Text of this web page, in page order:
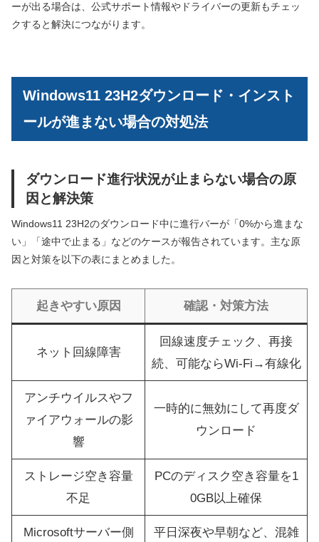
ーが出る場合は、公式サポート情報やドライバーの更新もチェッ
クすると解決につながります。
Windows11 23H2ダウンロード・インスト
ールが進まない場合の対処法
ダウンロード進行状況が止まらない場合の原
因と解決策
Windows11 23H2のダウンロード中に進行バーが「0%から進まな
い」「途中で止まる」などのケースが報告されています。主な原
因と対策を以下の表にまとめました。
起きやすい原因 確認・対策方法
ネット回線障害
回線速度チェック、再接
続、可能ならWi-Fi→有線化
アンチウイルスやフ
ァイアウォールの影
響
一時的に無効にして再度ダ
ウンロード
ストレージ空き容量
不足
PCのディスク空き容量を1
0GB以上確保
Microsoftサーバー側
平日深夜や早朝など、混雑